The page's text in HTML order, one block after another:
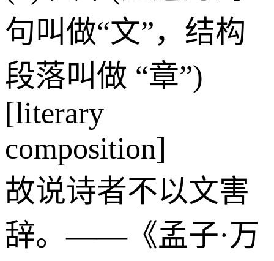
句叫做“文”，结构
段落叫做 “章”)
[literary
composition]
故说诗者不以文害
辞。——《孟子·万